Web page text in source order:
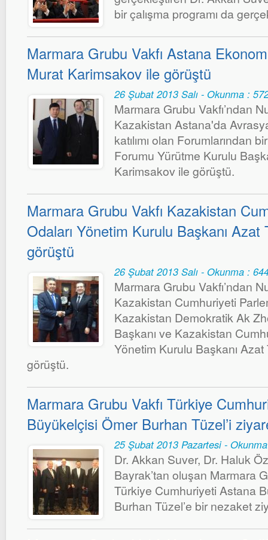
bir çalışma programı da
Marmara Grubu Vakfı Astana
Murat Karimsakov ile görüştü
26 Şubat 2013 Salı - Okunma :
Marmara Grubu Vakfı’ndan
Kazakistan Astana'da
katılımı olan Forumlarından
Forumu Yürütme Kurulu
Karimsakov ile görüştü.
Marmara Grubu Vakfı Kazakistan
Odaları Yönetim Kurulu Başkanı
görüştü
26 Şubat 2013 Salı - Okunma :
Marmara Grubu Vakfı’ndan
Kazakistan Cumhuriyeti
Kazakistan Demokratik Ak
Başkanı ve Kazakistan
Yönetim Kurulu Başkanı
görüştü.
Marmara Grubu Vakfı Türkiye
Büyükelçisi Ömer Burhan Tüzel’i
25 Şubat 2013 Pazartesi -
Dr. Akkan Suver, Dr. Haluk
Bayrak’tan oluşan Marmara
Türkiye Cumhuriyeti Astana
Burhan Tüzel’e bir nezaket